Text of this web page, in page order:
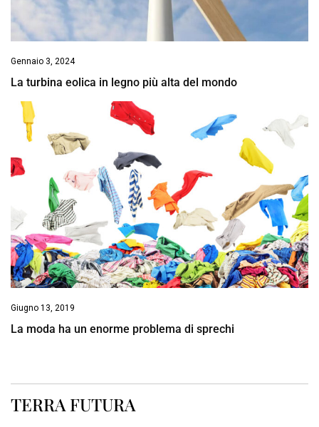
Gennaio 3, 2024
La turbina eolica in legno più alta del mondo
Giugno 13, 2019
La moda ha un enorme problema di sprechi
TERRA FUTURA